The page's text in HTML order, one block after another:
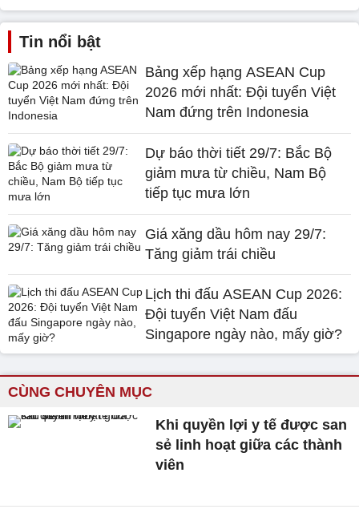
Tin nổi bật
Bảng xếp hạng ASEAN Cup
2026 mới nhất: Đội tuyển Việt
Nam đứng trên Indonesia
Dự báo thời tiết 29/7: Bắc Bộ
giảm mưa từ chiều, Nam Bộ
tiếp tục mưa lớn
Giá xăng dầu hôm nay 29/7:
Tăng giảm trái chiều
Lịch thi đấu ASEAN Cup 2026:
Đội tuyển Việt Nam đấu
Singapore ngày nào, mấy giờ?
CÙNG CHUYÊN MỤC
Khi quyền lợi y tế được san
sẻ linh hoạt giữa các thành
viên